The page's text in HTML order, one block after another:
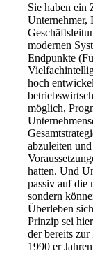
Sie haben ein
Unternehmer,
modernen
Endpunkte
hoch
möglich,
abzuleiten
hatten. Und
passiv auf die
sondern
Überleben
Prinzip sei
der bereits
1990 er